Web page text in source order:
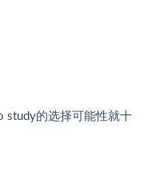
study的选择可能性就十